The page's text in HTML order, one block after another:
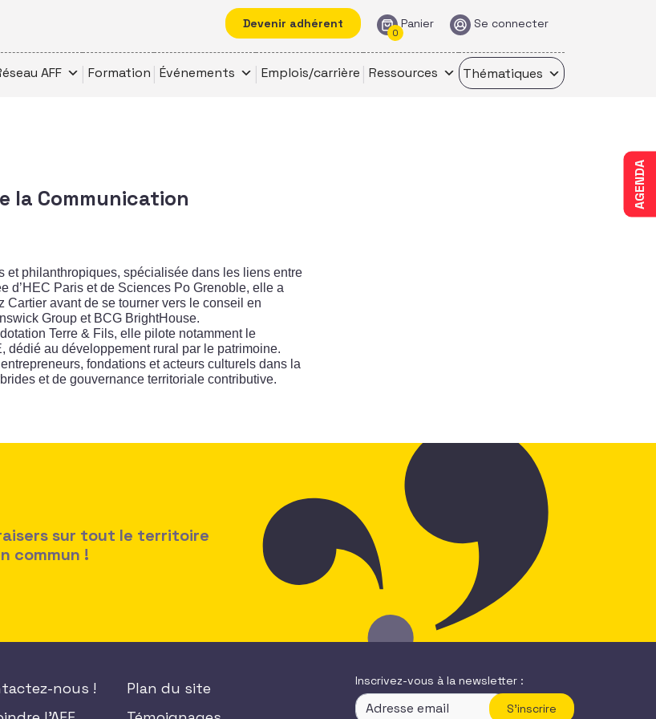
Devenir adhérent Panier
0
Se connecter
AFF Formation Événements Emplois/carrière Ressources Thématiques
AGENDA
la Communication
et philanthropiques, spécialisée dans les liens entre
d’HEC Paris et de Sciences Po Grenoble, elle a
avant de se tourner vers le conseil en
Group et BCG BrightHouse.
Terre & Fils, elle pilote notamment le
dédié au développement rural par le patrimoine.
fondations et acteurs culturels dans la
et de gouvernance territoriale contributive.
sur tout le territoire
commun !
nous !
Plan du site
Inscrivez-vous à la newsletter :
S'inscrire